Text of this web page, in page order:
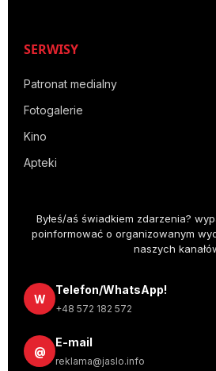
SERWISY
Patronat medialny
Fotogalerie
Kino
Apteki
Byłeś/aś świadkiem zdarzenia?
poinformować o organizowanym
naszych
W
Telefon/WhatsApp!
+48 572 182 572
@
E-mail
reklama@jaslo.info